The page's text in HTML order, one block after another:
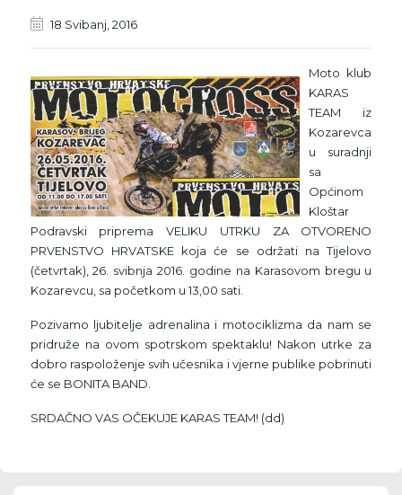
18 Svibanj, 2016
Moto klub
KARAS
TEAM iz
Kozarevca
u suradnji
sa
Općinom
Kloštar
Podravski priprema VELIKU UTRKU ZA OTVORENO
PRVENSTVO HRVATSKE koja će se održati na Tijelovo
(četvrtak), 26. svibnja 2016. godine na Karasovom bregu u
Kozarevcu, sa početkom u 13,00 sati.
Pozivamo ljubitelje adrenalina i motociklizma da nam se
pridruže na ovom spotrskom spektaklu! Nakon utrke za
dobro raspoloženje svih učesnika i vjerne publike pobrinuti
će se BONITA BAND.
SRDAČNO VAS OČEKUJE KARAS TEAM! (dd)